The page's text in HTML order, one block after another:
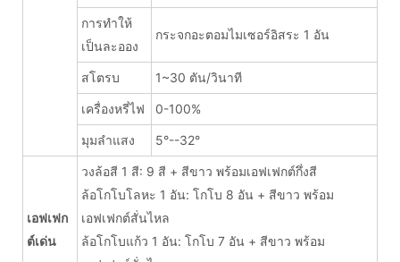
การทำให้
เป็นละออง
กระจกอะตอมไมเซอร์อิสระ 1 อัน
สโตรบ 1~30 ตัน/วินาที
เครื่องหรี่ไฟ 0-100%
มุมลำแสง 5°--32°
เอฟเฟก
ต์เด่น
วงล้อสี 1 สี: 9 สี + สีขาว พร้อมเอฟเฟกต์กึ่งสี
ล้อโกโบโลหะ 1 อัน: โกโบ 8 อัน + สีขาว พร้อม
เอฟเฟกต์สั่นไหล
ล้อโกโบแก้ว 1 อัน: โกโบ 7 อัน + สีขาว พร้อม